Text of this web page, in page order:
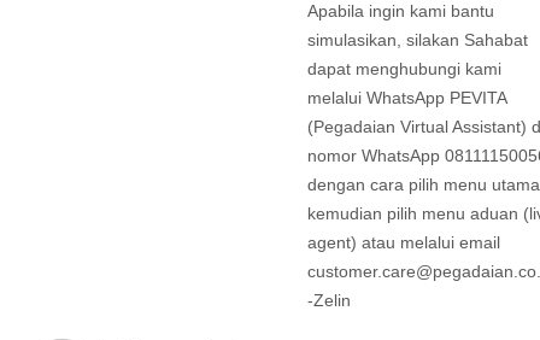
Apabila ingin kami bantu
simulasikan, silakan Sahabat
dapat menghubungi kami
melalui WhatsApp PEVITA
(Pegadaian Virtual Assistant)
nomor WhatsApp
dengan cara pilih menu utama
kemudian pilih menu aduan
agent) atau melalui email
-Zelin